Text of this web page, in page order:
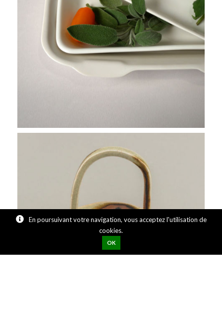
En poursuivant votre navigation, vous acceptez l'utilisation de
cookies.
OK